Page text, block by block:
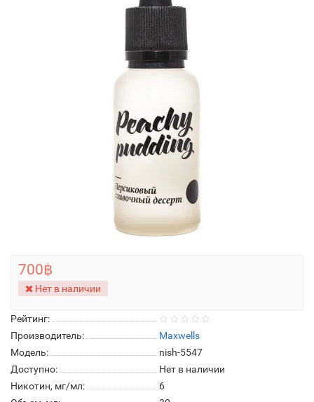
Рейтинг:
Производитель:
Maxwells
Модель:
nish-5547
Доступно:
Нет в наличии
Никотин, мг/мл:
6
700฿
Нет в наличии